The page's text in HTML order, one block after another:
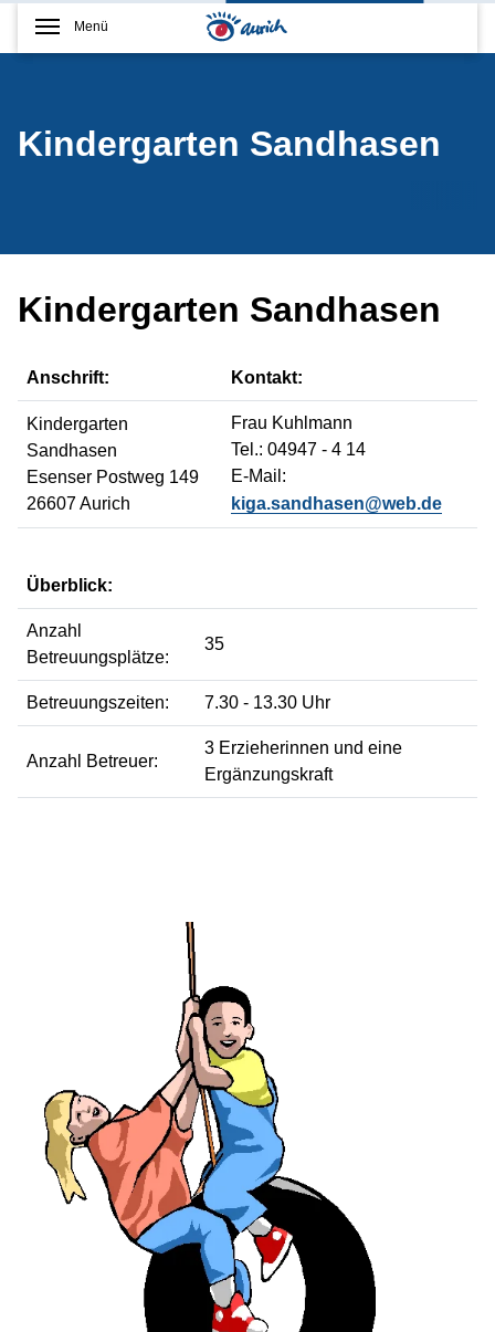
Menü
Kindergarten Sandhasen
Kindergarten Sandhasen
Anschrift: Kontakt:
Kindergarten
Sandhasen
Esenser Postweg 149
26607 Aurich
Frau Kuhlmann
Tel.: 04947 - 4 14
E-Mail:
kiga.sandhasen@web.de
Überblick:
Anzahl
Betreuungsplätze:
35
Betreuungszeiten: 7.30 - 13.30 Uhr
Anzahl Betreuer:
3 Erzieherinnen und eine
Ergänzungskraft